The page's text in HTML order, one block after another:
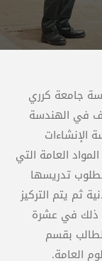
جامعة كرري
في الهندسة
الإنشاءات
العامة التي
تدريسها
ثم يتم التركيز
ذلك في عشرة
بقسم
العامة.